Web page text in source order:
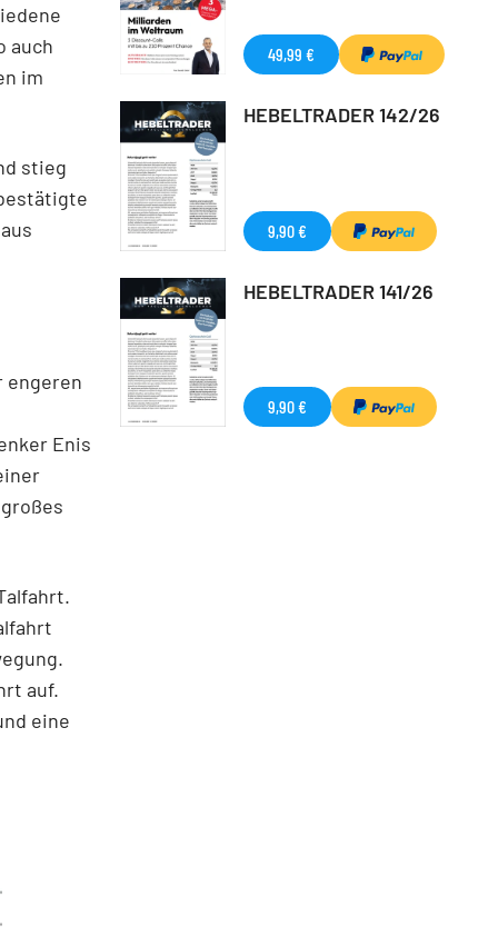
auch
im
stieg
engeren
Enis
auf.
eine
49,99 €
HEBELTRADER 142/26
9,90 €
HEBELTRADER 141/26
9,90 €